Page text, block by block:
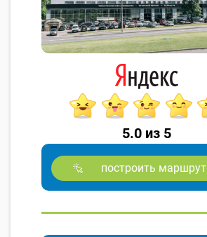
5.0 из 5
построить маршрут